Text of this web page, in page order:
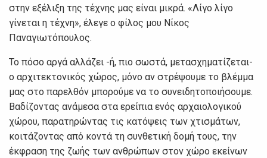
στην εξέλιξη της τέχνης μας είναι μικρά. «Λίγο λίγο
γίνεται η τέχνη», έλεγε ο φίλος μου Νίκος
Παναγιωτόπουλος.
Το πόσο αργά αλλάζει -ή, πιο σωστά, μετασχηματίζεται-
ο αρχιτεκτονικός χώρος, μόνο αν στρέψουμε το βλέμμα
μας στο παρελθόν μπορούμε να το συνειδητοποιήσουμε.
Βαδίζοντας ανάμεσα στα ερείπια ενός αρχαιολογικού
χώρου, παρατηρώντας τις κατόψεις των χτισμάτων,
κοιτάζοντας από κοντά τη συνθετική δομή τους, την
έκφραση της ζωής των ανθρώπων στον χώρο εκείνων